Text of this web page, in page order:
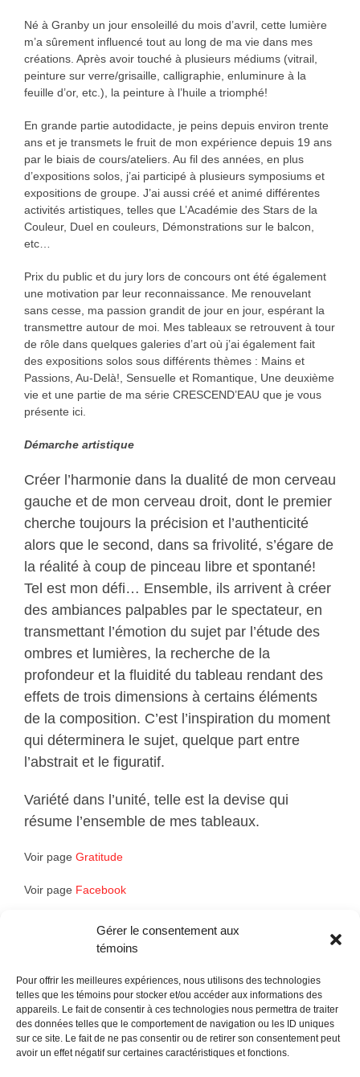
Gérer le consentement aux
témoins
Pour offrir les meilleures expériences, nous utilisons des technologies
telles que les témoins pour stocker et/ou accéder aux informations des
appareils. Le fait de consentir à ces technologies nous permettra de traiter
des données telles que le comportement de navigation ou les ID uniques
sur ce site. Le fait de ne pas consentir ou de retirer son consentement peut
avoir un effet négatif sur certaines caractéristiques et fonctions.
Né à Granby un jour ensoleillé du mois d’avril, cette lumière
m’a sûrement influencé tout au long de ma vie dans mes
créations. Après avoir touché à plusieurs médiums (vitrail,
peinture sur verre/grisaille, calligraphie, enluminure à la
feuille d’or, etc.), la peinture à l’huile a triomphé!
En grande partie autodidacte, je peins depuis environ trente
ans et je transmets le fruit de mon expérience depuis 19 ans
par le biais de cours/ateliers. Au fil des années, en plus
d’expositions solos, j’ai participé à plusieurs symposiums et
expositions de groupe. J’ai aussi créé et animé différentes
activités artistiques, telles que L’Académie des Stars de la
Couleur, Duel en couleurs, Démonstrations sur le balcon,
etc…
Prix du public et du jury lors de concours ont été également
une motivation par leur reconnaissance. Me renouvelant
sans cesse, ma passion grandit de jour en jour, espérant la
transmettre autour de moi. Mes tableaux se retrouvent à tour
de rôle dans quelques galeries d’art où j’ai également fait
des expositions solos sous différents thèmes : Mains et
Passions, Au-Delà!, Sensuelle et Romantique, Une deuxième
vie et une partie de ma série CRESCEND’EAU que je vous
présente ici.
Démarche artistique
Créer l’harmonie dans la dualité de mon cerveau
gauche et de mon cerveau droit, dont le premier
cherche toujours la précision et l’authenticité
alors que le second, dans sa frivolité, s’égare de
la réalité à coup de pinceau libre et spontané!
Tel est mon défi… Ensemble, ils arrivent à créer
des ambiances palpables par le spectateur, en
transmettant l’émotion du sujet par l’étude des
ombres et lumières, la recherche de la
profondeur et la fluidité du tableau rendant des
effets de trois dimensions à certains éléments
de la composition. C’est l’inspiration du moment
qui déterminera le sujet, quelque part entre
l’abstrait et le figuratif.
Variété dans l’unité, telle est la devise qui
résume l’ensemble de mes tableaux.
Voir page Gratitude
Voir page Facebook
POLITIQUE CONFIDENTIALITÉES